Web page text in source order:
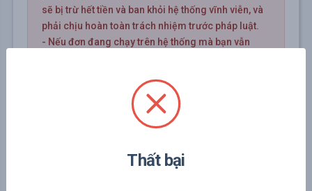
sẽ bị trừ hết tiền và ban khỏi hệ thống vĩnh viễn, và
phải chịu hoàn toàn trách nhiệm trước pháp luật.
- Nếu đơn đang chạy trên hệ thống mà bạn vẫn
- Đơn cài sai thông tin hoặc lỗi trong quá trình tăng
hệ thống sẽ không hoàn lại tiền.
- Nếu gặp lỗi hãy nhắn tin hỗ trợ phía bên phải góc
Thất bại